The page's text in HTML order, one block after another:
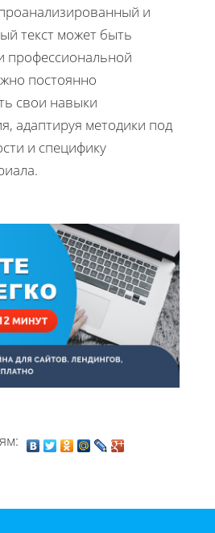
и
текст может быть
профессиональной
постоянно
свои навыки
адаптируя методики под
и специфику